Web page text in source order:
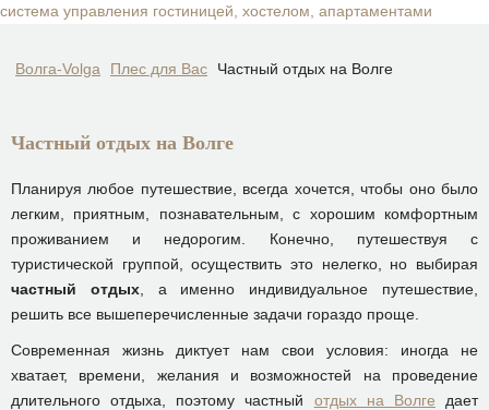
система управления гостиницей, хостелом, апартаментами
Волга-Volga Плес для Вас Частный отдых на Волге
Частный отдых на Волге
Планируя любое путешествие, всегда хочется, чтобы оно было
легким, приятным, познавательным, с хорошим комфортным
проживанием и недорогим. Конечно, путешествуя с
туристической группой, осуществить это нелегко, но выбирая
частный отдых, а именно индивидуальное путешествие,
решить все вышеперечисленные задачи гораздо проще.
Современная жизнь диктует нам свои условия: иногда не
хватает, времени, желания и возможностей на проведение
длительного отдыха, поэтому частный отдых на Волге дает